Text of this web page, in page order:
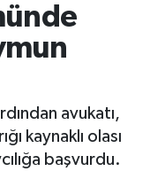
avukatı,
kaynaklı olası
başvurdu.